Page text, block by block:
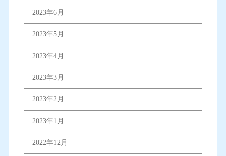
2023年6月
2023年5月
2023年4月
2023年3月
2023年2月
2023年1月
2022年12月